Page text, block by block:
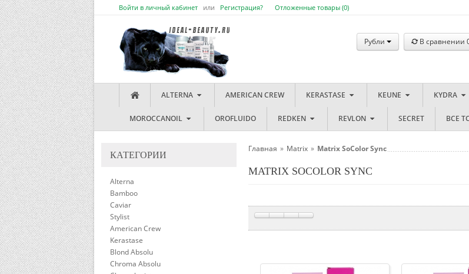
Войти в личный кабинет или Регистрация? Отложенные товары (0)
Рубли В сравнении
ALTERNA AMERICAN CREW KERASTASE KEUNE KYDRA
MOROCCANOIL OROFLUIDO REDKEN REVLON SECRET ВСЕ
КАТЕГОРИИ
Alterna
Bamboo
Caviar
Stylist
American Crew
Kerastase
Blond Absolu
Chroma Absolu
Главная » Matrix » Matrix SoColor Sync
MATRIX SOCOLOR SYNC